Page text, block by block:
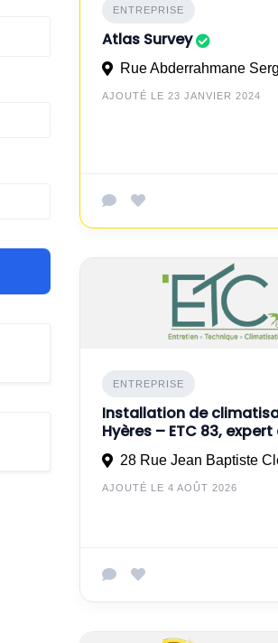
ENTREPRISE
Atlas Survey
AJOUTÉ LE 23 JANVIER 2024
ENTREPRISE
Installation de
Hyères – ETC 83,
AJOUTÉ LE 4 AOÛT 2026